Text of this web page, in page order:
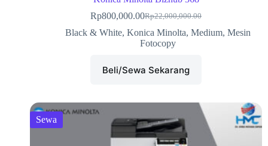
Rp22,000,000.00
Rp800,000.00
Black & White, Konica Minolta, Medium, Mesin
Fotocopy
Beli/Sewa Sekarang
Sewa